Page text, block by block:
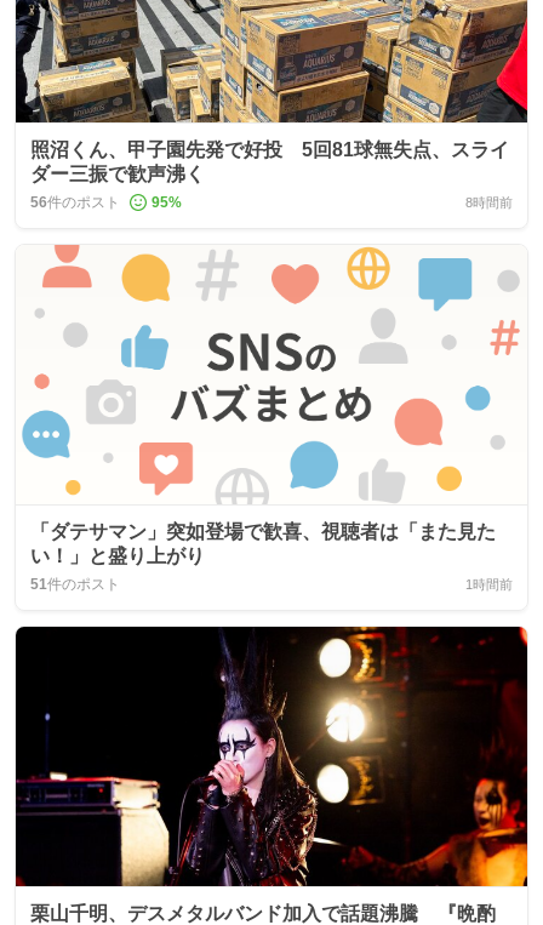
照沼くん、甲子園先発で好投 5回81球無失点、スライ
ダー三振で歓声沸く
56件のポスト 95% 8時間前
「ダテサマン」突如登場で歓喜、視聴者は「また見た
い！」と盛り上がり
51件のポスト 1時間前
栗山千明、デスメタルバンド加入で話題沸騰 『晩酌